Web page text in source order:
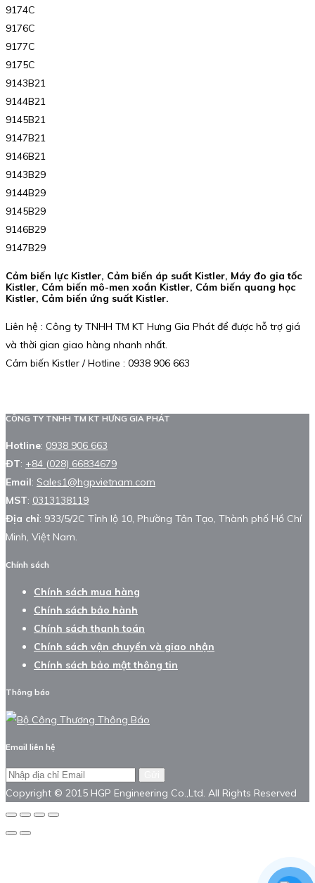
9174C
9176C
9177C
9175C
9143B21
9144B21
9145B21
9147B21
9146B21
9143B29
9144B29
9145B29
9146B29
9147B29
Cảm biến lực Kistler, Cảm biến áp suất Kistler, Máy đo gia tốc
Kistler, Cảm biến mô-men xoắn Kistler, Cảm biến quang học
Kistler, Cảm biến ứng suất Kistler.
Liên hệ : Công ty TNHH TM KT Hưng Gia Phát để được hỗ trợ giá
và thời gian giao hàng nhanh nhất.
Cảm biến Kistler / Hotline : 0938 906 663
CÔNG TY TNHH TM KT HƯNG GIA PHÁT
Hotline: 0938 906 663
ĐT: +84 (028) 66834679
Email: Sales1@hgpvietnam.com
MST: 0313138119
Địa chỉ: 933/5/2C Tỉnh lộ 10, Phường Tân Tạo, Thành phố Hồ Chí
Minh, Việt Nam.
Chính sách
Chính sách mua hàng
Chính sách bảo hành
Chính sách thanh toán
Chính sách vận chuyển và giao nhận
Chính sách bảo mật thông tin
Thông báo
Email liên hệ
Copyright © 2015 HGP Engineering Co.,Ltd. All Rights Reserved